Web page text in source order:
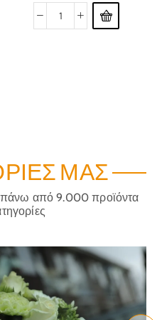
ΜΑΣ
πάνω από 9.000 προϊόντα